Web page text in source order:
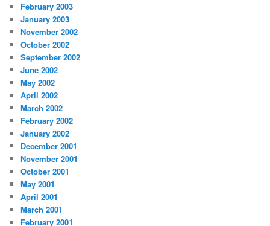
February 2003
January 2003
November 2002
October 2002
September 2002
June 2002
May 2002
April 2002
March 2002
February 2002
January 2002
December 2001
November 2001
October 2001
May 2001
April 2001
March 2001
February 2001